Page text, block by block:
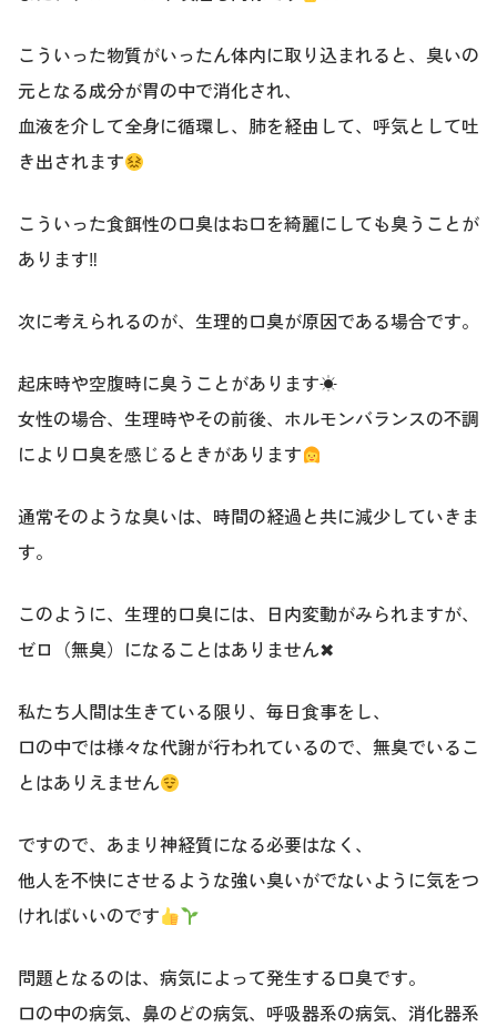
こういった物質がいったん体内に取り込まれると、臭いの
元となる成分が胃の中で消化され、
血液を介して全身に循環し、肺を経由して、呼気として吐
き出されます
こういった食餌性の口臭はお口を綺麗にしても臭うことが
あります‼
次に考えられるのが、生理的口臭が原因である場合です。
起床時や空腹時に臭うことがあります☀
女性の場合、生理時やその前後、ホルモンバランスの不調
により口臭を感じるときがあります
通常そのような臭いは、時間の経過と共に減少していきま
す。
このように、生理的口臭には、日内変動がみられますが、
ゼロ（無臭）になることはありません✖
私たち人間は生きている限り、毎日食事をし、
口の中では様々な代謝が行われているので、無臭でいるこ
とはありえません
ですので、あまり神経質になる必要はなく、
他人を不快にさせるような強い臭いがでないように気をつ
ければいいのです
問題となるのは、病気によって発生する口臭です。
口の中の病気、鼻のどの病気、呼吸器系の病気、消化器系